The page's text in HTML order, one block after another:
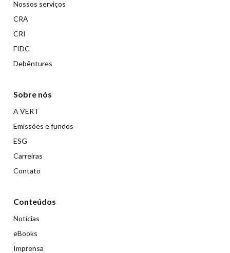
Nossos serviços
CRA
CRI
FIDC
Debêntures
Sobre nós
A VERT
Emissões e fundos
ESG
Carreiras
Contato
Conteúdos
Notícias
eBooks
Imprensa